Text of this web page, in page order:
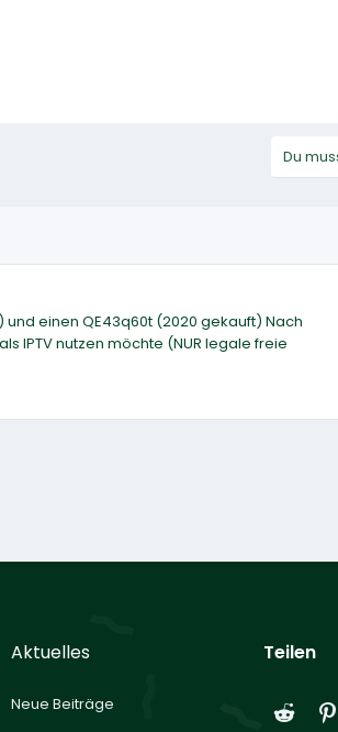
Du
einen QE43q60t (2020 gekauft) Nach
IPTV nutzen möchte (NUR legale freie
Aktuelles
Neue Beiträge
Teilen
Reddit